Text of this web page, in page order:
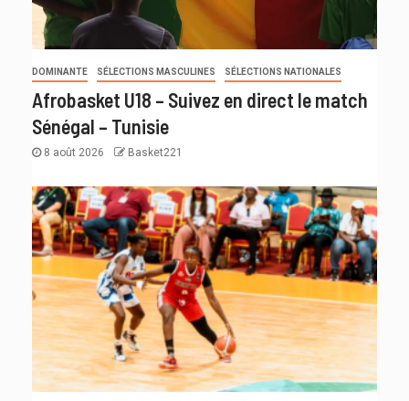
DOMINANTE SÉLECTIONS MASCULINES SÉLECTIONS NATIONALES
Afrobasket U18 – Suivez en direct le match
Sénégal – Tunisie
8 août 2026 Basket221